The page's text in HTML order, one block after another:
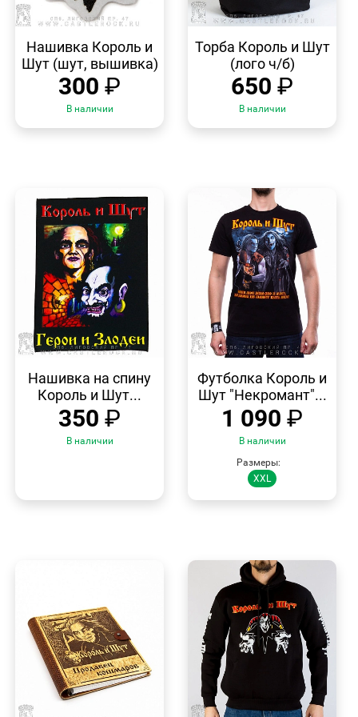
ПРОСМОТР
Нашивка Король и
Шут (шут, вышивка)
300 ₽
В наличии
ПРОСМОТР
Торба Король и Шут
(лого ч/б)
650 ₽
В наличии
ПРОСМОТР
Нашивка на спину
Король и Шут...
350 ₽
В наличии
ПРОСМОТР
Футболка Король и
Шут "Некромант"...
1 090 ₽
В наличии
Размеры:
XXL